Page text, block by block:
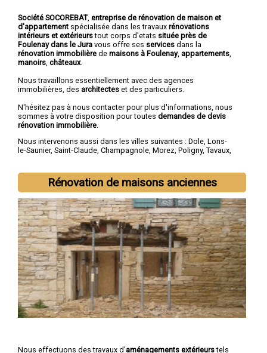
Société SOCOREBAT, entreprise de rénovation de maison et
d'appartement spécialisée dans les travaux rénovations
intérieurs et extérieurstout corps d'etats située près de
Foulenay dans le Jura vous offre ses services dans la
rénovation immobilière de maisons à Foulenay, appartements
manoirs châteaux.
Nous travaillons essentiellement avec des agences
immobilières, des architectes et des particuliers.
N'hésitez pas à nous contacter pour plus d'informations, nous
sommes à votre disposition pour toutes demandes de devis
rénovation immobilière
Nous intervenons aussi dans les villes suivantes : Dole, Lons-
le-Saunier, Saint-Claude, Champagnole, Morez, Poligny, Tavaux,
Rénovation de maisons anciennes
Nous effectuons des travaux d'aménagements extérieurstels